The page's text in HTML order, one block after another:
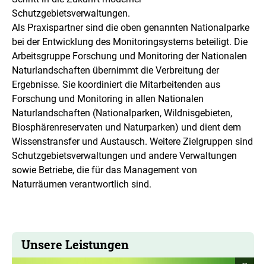
Schutzgebietsverwaltungen.
Als Praxispartner sind die oben genannten Nationalparke
bei der Entwicklung des Monitoringsystems beteiligt. Die
Arbeitsgruppe Forschung und Monitoring der Nationalen
Naturlandschaften übernimmt die Verbreitung der
Ergebnisse. Sie koordiniert die Mitarbeitenden aus
Forschung und Monitoring in allen Nationalen
Naturlandschaften (Nationalparken, Wildnisgebieten,
Biosphärenreservaten und Naturparken) und dient dem
Wissenstransfer und Austausch. Weitere Zielgruppen sind
Schutzgebietsverwaltungen und andere Verwaltungen
sowie Betriebe, die für das Management von
Naturräumen verantwortlich sind.
Unsere Leistungen